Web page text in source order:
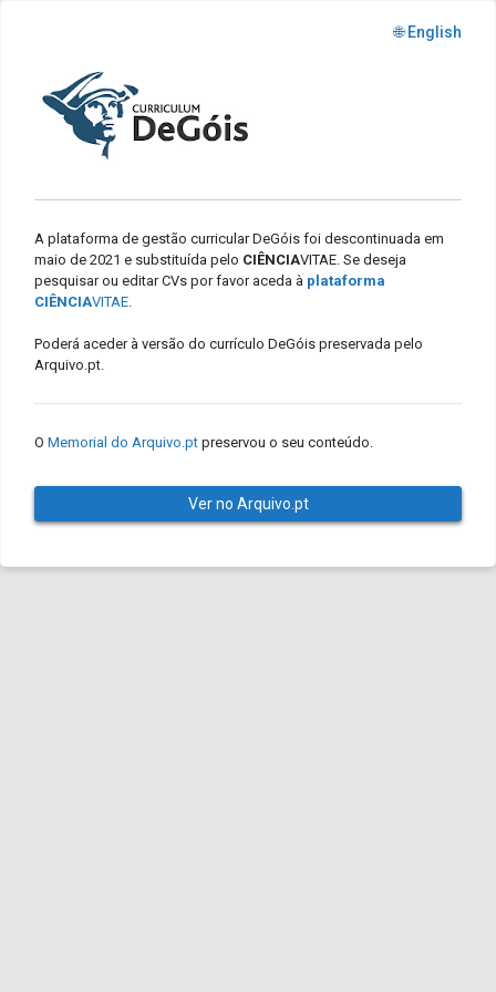
🌐 English
A plataforma de gestão curricular DeGóis foi descontinuada em
maio de 2021 e substituída pelo CIÊNCIAVITAE. Se deseja
pesquisar ou editar CVs por favor aceda à plataforma
CIÊNCIAVITAE.
Poderá aceder à versão do currículo DeGóis preservada pelo
Arquivo.pt.
O Memorial do Arquivo.pt preservou o seu conteúdo.
Ver no Arquivo.pt